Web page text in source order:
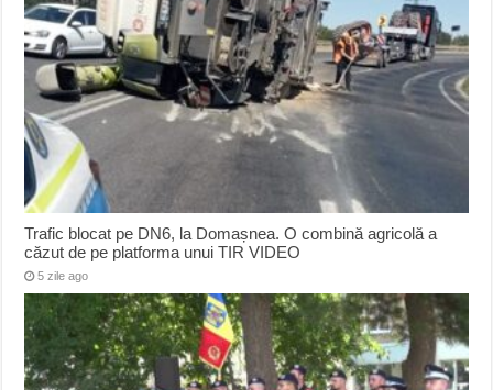
Trafic blocat pe DN6, la Domașnea. O combină agricolă a
căzut de pe platforma unui TIR VIDEO
5 zile ago